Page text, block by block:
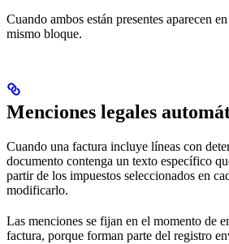
Cuando ambos están presentes aparecen
mismo bloque.
Menciones legales
Cuando una factura incluye líneas con
documento contenga un texto específico
partir de los impuestos seleccionados en
modificarlo.
Las menciones se fijan en el momento de
factura, porque forman parte del registro